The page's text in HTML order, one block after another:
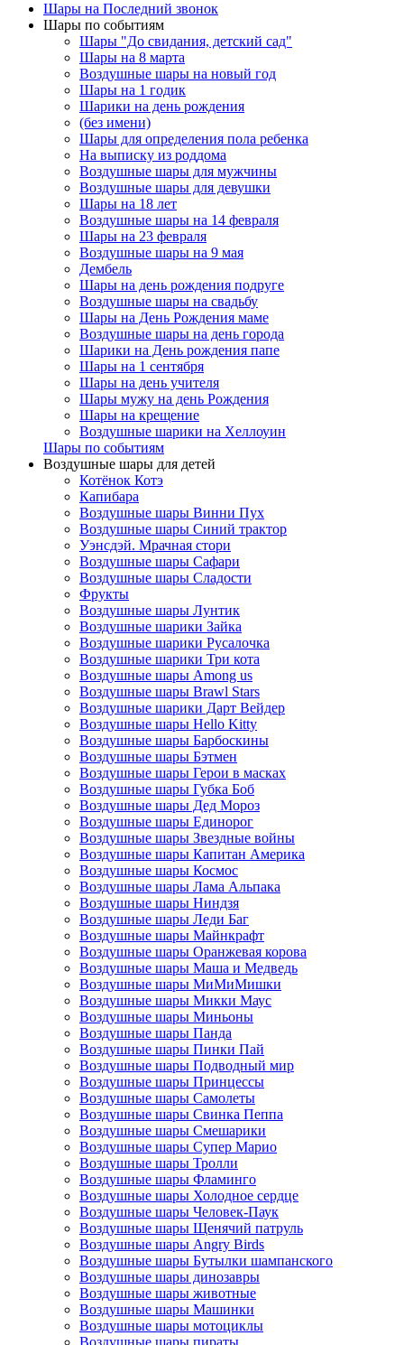
Шары на Последний звонок
Шары по событиям
Шары "До свидания, детский сад"
Шары на 8 марта
Воздушные шары на новый год
Шары на 1 годик
Шарики на день рождения
(без имени)
Шары для определения пола ребенка
На выписку из роддома
Воздушные шары для мужчины
Воздушные шары для девушки
Шары на 18 лет
Воздушные шары на 14 февраля
Шары на 23 февраля
Воздушные шары на 9 мая
Дембель
Шары на день рождения подруге
Воздушные шары на свадьбу
Шары на День Рождения маме
Воздушные шары на день города
Шарики на День рождения папе
Шары на 1 сентября
Шары на день учителя
Шары мужу на день Рождения
Шары на крещение
Воздушные шарики на Хеллоуин
Шары по событиям
Воздушные шары для детей
Котёнок Котэ
Капибара
Воздушные шары Винни Пух
Воздушные шары Синий трактор
Уэнсдэй. Мрачная стори
Воздушные шары Сафари
Воздушные шары Сладости
Фрукты
Воздушные шары Лунтик
Воздушные шарики Зайка
Воздушные шарики Русалочка
Воздушные шарики Три кота
Воздушные шары Among us
Воздушные шары Brawl Stars
Воздушные шарики Дарт Вейдер
Воздушные шары Hello Kitty
Воздушные шары Барбоскины
Воздушные шары Бэтмен
Воздушные шары Герои в масках
Воздушные шары Губка Боб
Воздушные шары Дед Мороз
Воздушные шары Единорог
Воздушные шары Звездные войны
Воздушные шары Капитан Америка
Воздушные шары Космос
Воздушные шары Лама Альпака
Воздушные шары Ниндзя
Воздушные шары Леди Баг
Воздушные шары Майнкрафт
Воздушные шары Оранжевая корова
Воздушные шары Маша и Медведь
Воздушные шары МиМиМишки
Воздушные шары Микки Маус
Воздушные шары Миньоны
Воздушные шары Панда
Воздушные шары Пинки Пай
Воздушные шары Подводный мир
Воздушные шары Принцессы
Воздушные шары Самолеты
Воздушные шары Свинка Пеппа
Воздушные шары Смешарики
Воздушные шары Супер Марио
Воздушные шары Тролли
Воздушные шары Фламинго
Воздушные шары Холодное сердце
Воздушные шары Человек-Паук
Воздушные шары Щенячий патруль
Воздушные шары Angry Birds
Воздушные шары Бутылки шампанского
Воздушные шары динозавры
Воздушные шары животные
Воздушные шары Машинки
Воздушные шары мотоциклы
Воздушные шары пираты